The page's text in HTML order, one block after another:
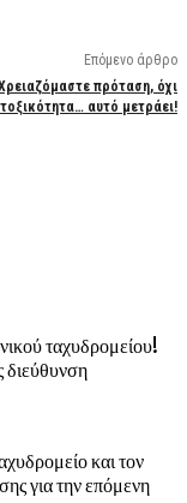
Επόμενο άρθρο
πρόταση, όχι
τοξικότητα… αυτό μετράει!
ταχυδρομείου!
διεύθυνση
και τον
για την επόμενη